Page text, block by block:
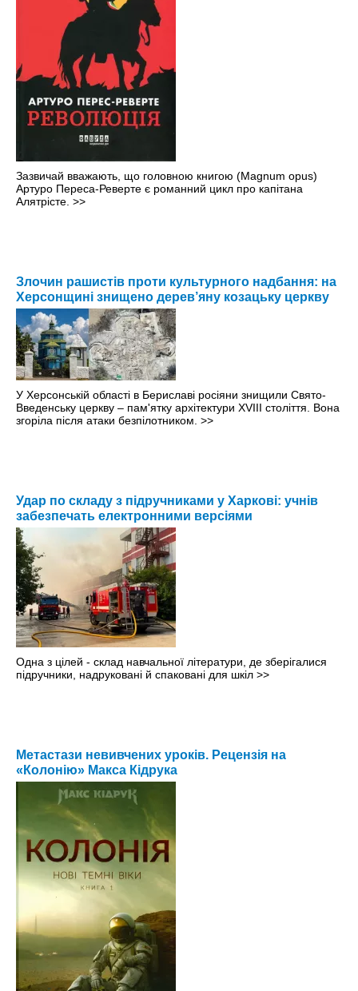
Зазвичай вважають, що головною книгою (Magnum opus)
Артуро Переса-Реверте є романний цикл про капітана
Алятрісте. >>
Злочин рашистів проти культурного надбання: на
Херсонщині знищено дерев’яну козацьку церкву
У Херсонській області в Бериславі росіяни знищили Свято-
Введенську церкву – пам'ятку архітектури XVIII століття. Вона
згоріла після атаки безпілотником. >>
Удар по складу з підручниками у Харкові: учнів
забезпечать електронними версіями
Одна з цілей - склад навчальної літератури, де зберігалися
підручники, надруковані й спаковані для шкіл >>
Метастази невивчених уроків. Рецензія на
«Колонію» Макса Кідрука